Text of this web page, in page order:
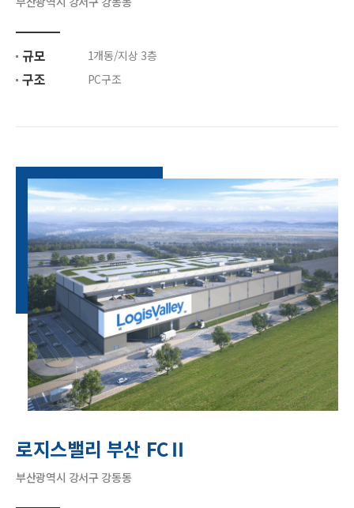
규모 1개동/지상 3층
구조 PC구조
로지스밸리 부산 FCⅡ
부산광역시 강서구 강동동